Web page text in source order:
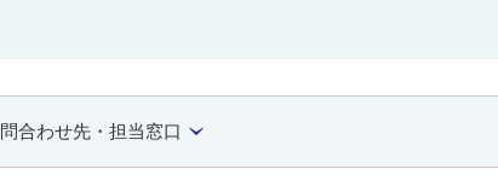
問合わせ先・担当窓口